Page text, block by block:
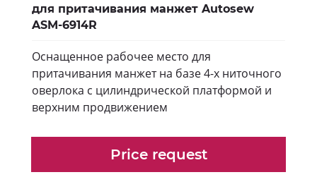
для притачивания манжет Autosew
ASM-6914R
Оснащенное рабочее место для
притачивания манжет на базе 4-х ниточного
оверлока с цилиндрической платформой и
верхним продвижением
Price request